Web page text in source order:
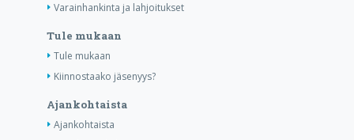
Varainhankinta ja lahjoitukset
Tule mukaan
Tule mukaan
Kiinnostaako jäsenyys?
Ajankohtaista
Ajankohtaista